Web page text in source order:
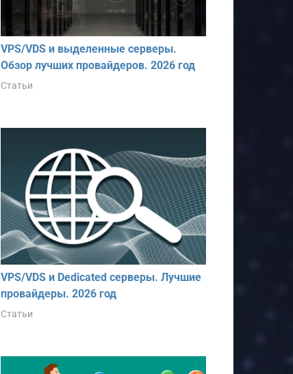
VPS/VDS и выделенные серверы.
Обзор лучших провайдеров. 2026 год
Статьи
VPS/VDS и Dedicated серверы. Лучшие
провайдеры. 2026 год
Статьи